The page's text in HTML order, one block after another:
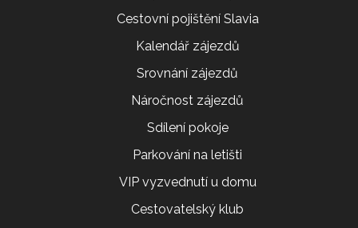
Cestovní pojištění Slavia
Kalendář zájezdů
Srovnání zájezdů
Náročnost zájezdů
Sdílení pokoje
Parkování na letišti
VIP vyzvednutí u domu
Cestovatelský klub